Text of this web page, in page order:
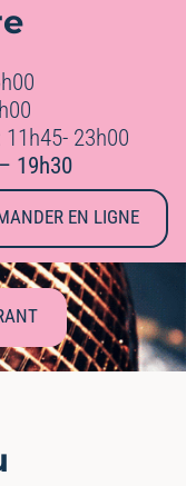
23h00
19h30
EN LIGNE